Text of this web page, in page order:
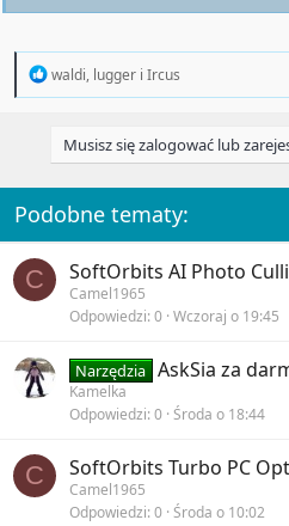
R
i
o
n
s
:
waldi, lugger i Ircus
Musisz się zalogować lub
Podobne tematy:
C SoftOrbits AI Photo
Camel1965
Odpowiedzi 0 Wczoraj o 19:45
Narzędzia AskSia za
Kamelka
Odpowiedzi 0 Środa o 18:44
C SoftOrbits Turbo PC
Camel1965
Odpowiedzi 0 Środa o 10:02